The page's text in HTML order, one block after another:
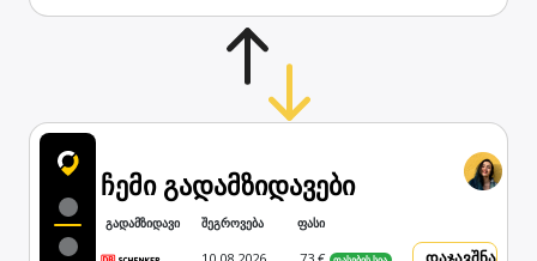
ჩემი გადამზიდავები
გადამზიდავი შეგროვება ფასი